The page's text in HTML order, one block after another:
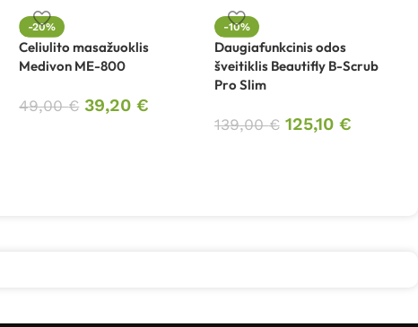
-20%
Celiulito masažuoklis
Medivon ME-800
49,00€ 39,20€
-10%
Daugiafunkcinis odos
šveitiklis Beautifly B-Scrub
Pro Slim
139,00€ 125,10 €